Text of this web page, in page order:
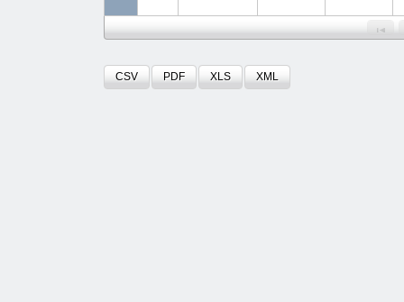
CSV PDF XLS XML